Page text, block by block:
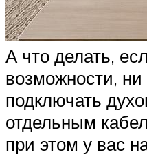
А что делать,
возможности,
подключать
отдельным
при этом у вас